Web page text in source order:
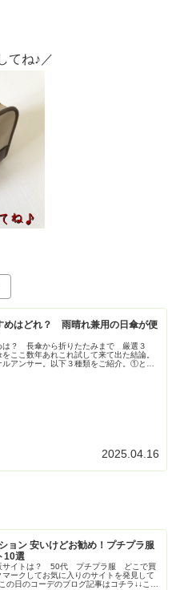
てね♪／
はどれ？ 雨晴れ兼用の日傘が便
は？ 長傘から折りたたみまで 厳選３
ここ数年あれこれ試して来て出た結論。
ルアンサー。以下３種類をご紹介。①とに
2025.04.16
ョン 安いけどお勧め！プチプラ服
10選
サイトは？ 50代 プチプラ服 どこで買
マークしてお気に入りのサイトを発見して
の日のコーデのブログ記事はコチラ↓↓この